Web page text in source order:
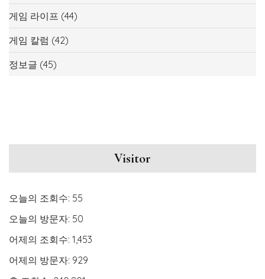
게임 라이프 (44)
게임 칼럼 (42)
정보글 (45)
Visitor
오늘의 조회수: 55
오늘의 방문자: 50
어제의 조회수: 1,453
어제의 방문자: 929